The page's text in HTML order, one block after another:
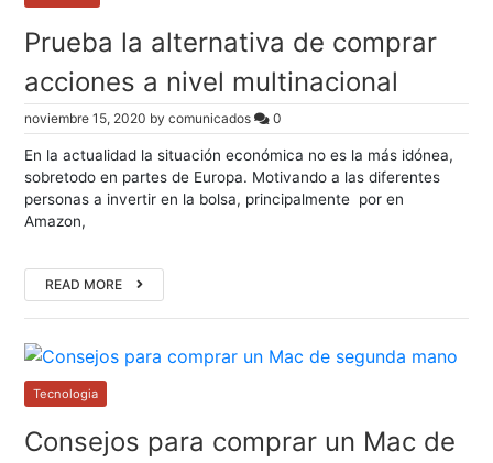
Prueba la alternativa de comprar
acciones a nivel multinacional
noviembre 15, 2020 bycomunicados 0
En la actualidad la situación económica no es la más idónea,
sobretodo en partes de Europa. Motivando a las diferentes
personas a invertir en la bolsa, principalmente por en
Amazon,
READ MORE
Tecnologia
Consejos para comprar un Mac de